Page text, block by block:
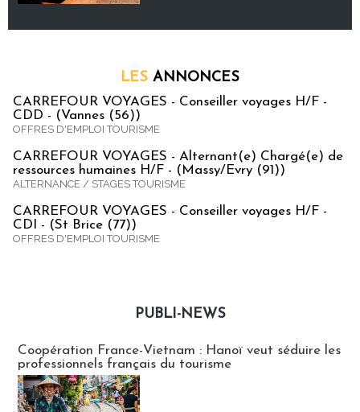
LES ANNONCES
CARREFOUR VOYAGES - Conseiller voyages H/F -
CDD - (Vannes (56))
OFFRES D'EMPLOI TOURISME
CARREFOUR VOYAGES - Alternant(e) Chargé(e) de
ressources humaines H/F - (Massy/Evry (91))
ALTERNANCE / STAGES TOURISME
CARREFOUR VOYAGES - Conseiller voyages H/F -
CDI - (St Brice (77))
OFFRES D'EMPLOI TOURISME
PUBLI-NEWS
Coopération France-Vietnam : Hanoï veut séduire les
professionnels français du tourisme